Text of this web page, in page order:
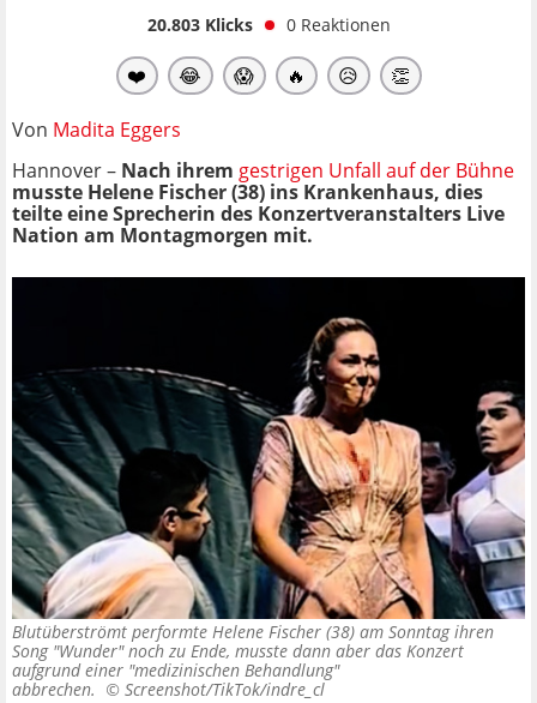
20.803Klicks 0 Reaktionen
❤️ 😂 😱 🔥 😥 👏
Von Madita Eggers
Hannover – Nach ihrem gestrigen Unfall auf der Bühne
musste Helene Fischer (38) ins Krankenhaus, dies
teilte eine Sprecherin des Konzertveranstalters Live
Nation am Montagmorgen mit.
Blutüberströmt performte Helene Fischer (38) am Sonntag ihren
Song "Wunder" noch zu Ende, musste dann aber das Konzert
aufgrund einer "medizinischen Behandlung"
abbrechen. © Screenshot/TikTok/indre_cl